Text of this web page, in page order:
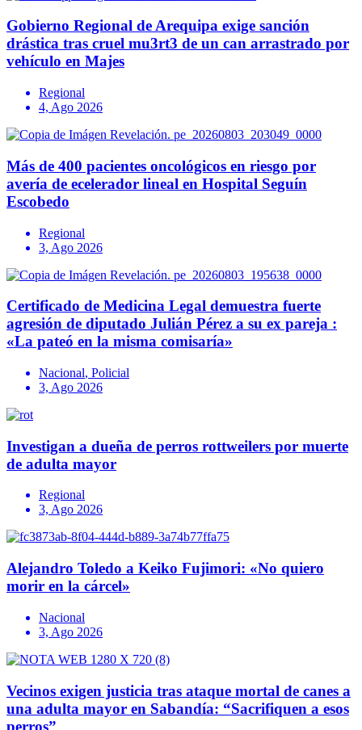
Gobierno Regional de Arequipa exige sanción
drástica tras cruel mu3rt3 de un can arrastrado por
vehículo en Majes
Regional
4, Ago 2026
Más de 400 pacientes oncológicos en riesgo por
avería de ecelerador lineal en Hospital Seguín
Escobedo
Regional
3, Ago 2026
Certificado de Medicina Legal demuestra fuerte
agresión de diputado Julián Pérez a su ex pareja :
«La pateó en la misma comisaría»
Nacional, Policial
3, Ago 2026
Investigan a dueña de perros rottweilers por muerte
de adulta mayor
Regional
3, Ago 2026
Alejandro Toledo a Keiko Fujimori: «No quiero
morir en la cárcel»
Nacional
3, Ago 2026
Vecinos exigen justicia tras ataque mortal de canes a
una adulta mayor en Sabandía: “Sacrifiquen a esos
perros”